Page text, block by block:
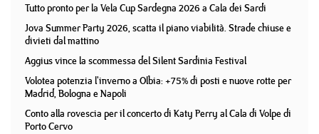
Tutto pronto per la Vela Cup Sardegna 2026 a Cala dei Sardi
Jova Summer Party 2026, scatta il piano viabilità. Strade chiuse e
divieti dal mattino
Aggius vince la scommessa del Silent Sardinia Festival
Volotea potenzia l'inverno a Olbia: +75% di posti e nuove rotte per
Madrid, Bologna e Napoli
Conto alla rovescia per il concerto di Katy Perry al Cala di Volpe di
Porto Cervo